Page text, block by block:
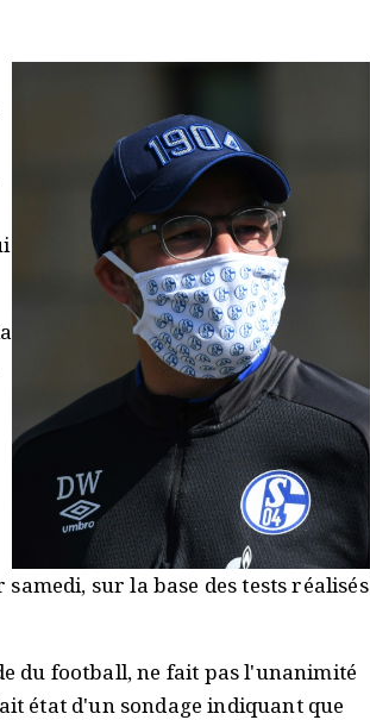
sur la base des tests réalisés
du football, ne fait pas l'unanimité
état d'un sondage indiquant que